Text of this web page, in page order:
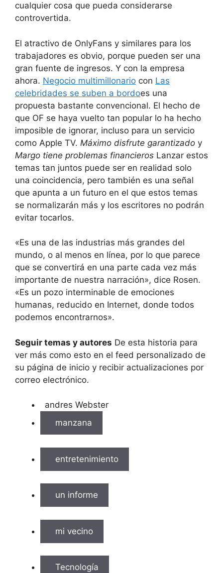
cualquier cosa que pueda considerarse
controvertida.
El atractivo de OnlyFans y similares para los
trabajadores es obvio, porque pueden ser una
gran fuente de ingresos. Y con la empresa
ahora. Negocio multimillonario con Las
celebridades se suben a bordoes una
propuesta bastante convencional. El hecho de
que OF se haya vuelto tan popular lo ha hecho
imposible de ignorar, incluso para un servicio
como Apple TV. Máximo disfrute garantizado y
Margo tiene problemas financieros Lanzar estos
temas tan juntos puede ser en realidad solo
una coincidencia, pero también es una señal
que apunta a un futuro en el que estos temas
se normalizarán más y los escritores no podrán
evitar tocarlos.
«Es una de las industrias más grandes del
mundo, o al menos en línea, por lo que parece
que se convertirá en una parte cada vez más
importante de nuestra narración», dice Rosen.
«Es un pozo interminable de emociones
humanas, reducido en Internet, donde todos
podemos encontrarnos».
Seguir temas y autores De esta historia para
ver más como esto en el feed personalizado de
su página de inicio y recibir actualizaciones por
correo electrónico.
andres Webster
manzana
entretenimiento
un informe
mi vecino
Tecnología